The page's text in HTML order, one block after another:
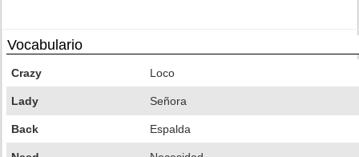
Vocabulario
Crazy Loco
Lady Señora
Back Espalda